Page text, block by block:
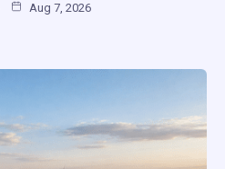
at
A
p
p
e
d
s
a
m
Aug 7, 2026